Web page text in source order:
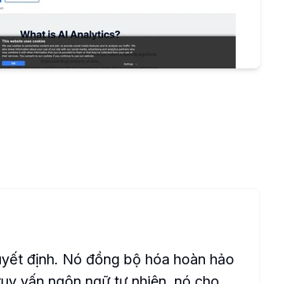
định. Nó đồng bộ hóa hoàn hảo